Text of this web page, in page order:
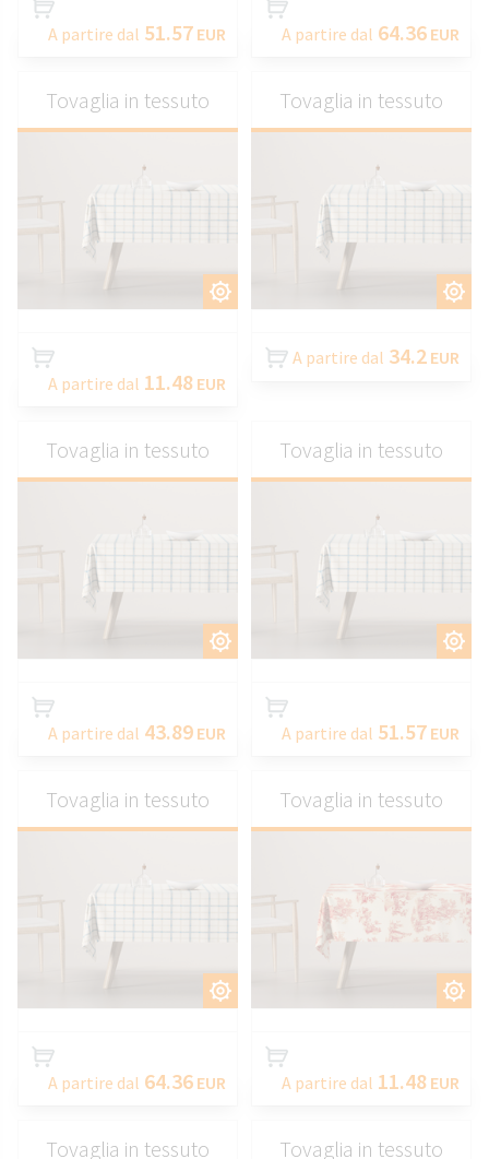
A partire dal 51.57 EUR A partire dal 64.36 EUR
Tovaglia in tessuto
A partire dal 11.48 EUR
Tovaglia in tessuto
A partire dal 34.2 EUR
Tovaglia in tessuto
A partire dal 43.89 EUR
Tovaglia in tessuto
A partire dal 51.57 EUR
Tovaglia in tessuto
A partire dal 64.36 EUR
Tovaglia in tessuto
A partire dal 11.48 EUR
Tovaglia in tessuto Tovaglia in tessuto